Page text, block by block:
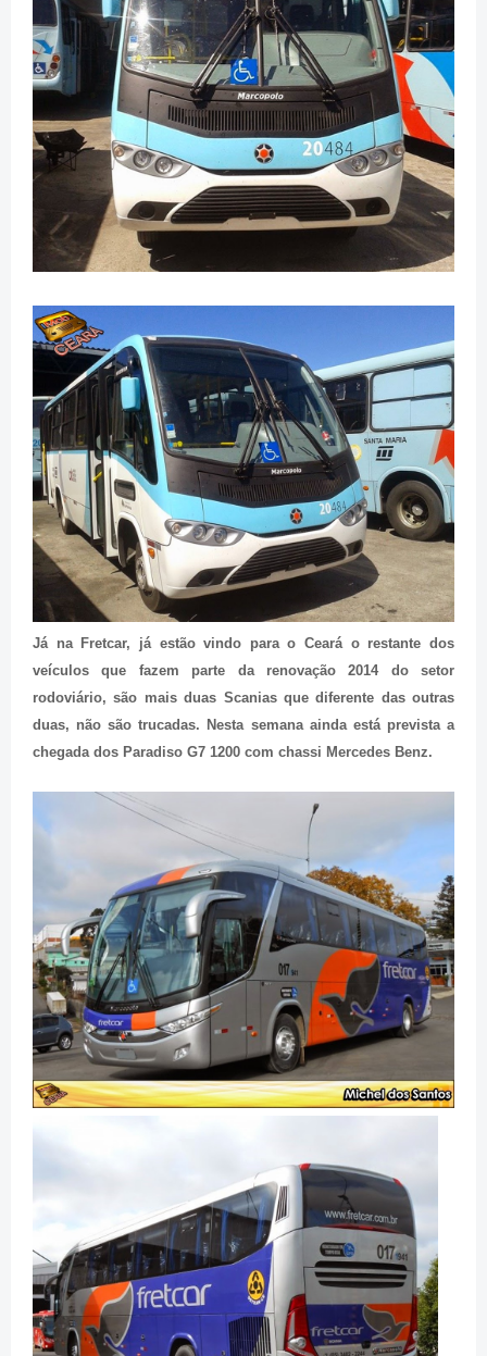
Já na Fretcar, já estão vindo para o Ceará o restante dos
veículos que fazem parte da renovação 2014 do setor
rodoviário, são mais duas Scanias que diferente das outras
duas, não são trucadas. Nesta semana ainda está prevista a
chegada dos Paradiso G7 1200 com chassi Mercedes Benz.